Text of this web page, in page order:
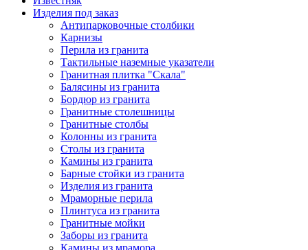
Изделия под заказ
Антипарковочные столбики
Карнизы
Перила из гранита
Тактильные наземные указатели
Гранитная плитка "Скала"
Балясины из гранита
Бордюр из гранита
Гранитные столешницы
Гранитные столбы
Колонны из гранита
Столы из гранита
Камины из гранита
Барные стойки из гранита
Изделия из гранита
Мраморные перила
Плинтуса из гранита
Гранитные мойки
Заборы из гранита
Камины из мрамора